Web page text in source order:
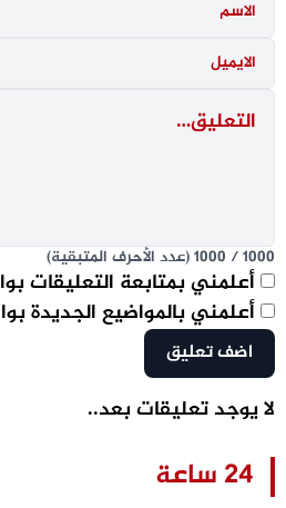
1000
/
1000(عدد الأحرف المتبقية)
أعلمني بمتابعة التعليقات
أعلمني بالمواضيع الجديدة
لا يوجد تعليقات بعد..
24 ساعة